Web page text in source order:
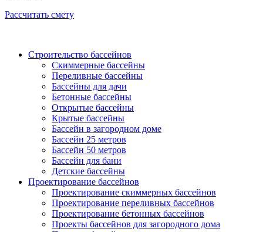
Рассчитать смету
Строительство бассейнов
Скиммерные бассейны
Переливные бассейны
Бассейны для дачи
Бетонные бассейны
Открытые бассейны
Крытые бассейны
Бассейн в загородном доме
Бассейн 25 метров
Бассейн 50 метров
Бассейн для бани
Детские бассейны
Проектирование бассейнов
Проектирование скиммерных бассейнов
Проектирование переливных бассейнов
Проектирование бетонных бассейнов
Проекты бассейнов для загородного дома